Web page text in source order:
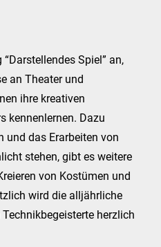
Spiel” an,
an Theater und
ihre kreativen
kennenlernen. Dazu
und das Erarbeiten von
stehen, gibt es weitere
von Kostümen und
wird die alljährliche
herzlich